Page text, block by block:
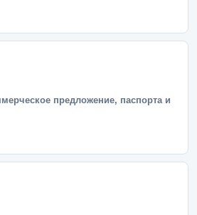
предложение, паспорта и